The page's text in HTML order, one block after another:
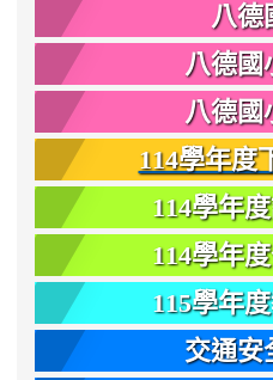
八德
八德國
八德國
114學年度
114學年
114學年
115學年
交通安